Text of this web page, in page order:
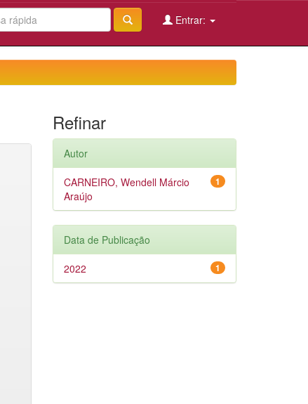
Entrar:
Refinar
Autor
1
CARNEIRO, Wendell Márcio
Araújo
Data de Publicação
1
2022